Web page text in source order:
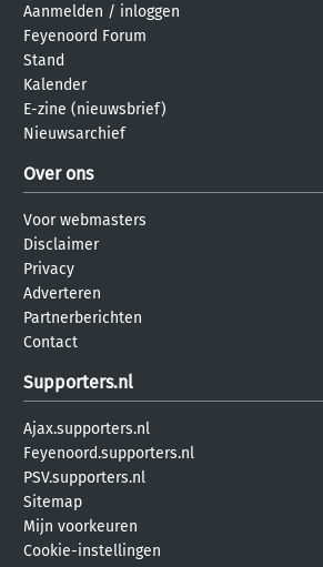
Aanmelden / inloggen
Feyenoord Forum
Stand
Kalender
E-zine (nieuwsbrief)
Nieuwsarchief
Over ons
Voor webmasters
Disclaimer
Privacy
Adverteren
Partnerberichten
Contact
Supporters.nl
Ajax.supporters.nl
Feyenoord.supporters.nl
PSV.supporters.nl
Sitemap
Mijn voorkeuren
Cookie-instellingen